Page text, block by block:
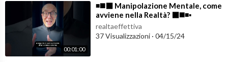
00:01:00
⁣◾️◼️⬛️ Manipolazione Mentale, come
avviene nella Realtà? ⬛️◼️◾️▪️
#manipolazione
realtaeffettiva
37 Visualizzazioni · 04/15/24